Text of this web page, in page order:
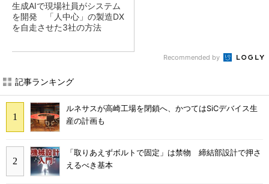
生成AIで現場社員がシステム
を開発 「人中心」の製造DX
を自走させた3社の方法
Recommended by
記事ランキング
ルネサスが高崎工場を閉鎖へ、かつてはSiCデバイス生
産の計画も
「取りあえずボルトで固定」は禁物 締結部設計で押さ
えるべき基本